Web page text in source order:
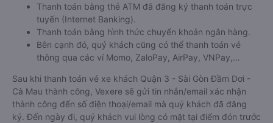
Thanh toán bằng thẻ ATM đã đăng ký thanh toán trực
tuyến (Internet Banking).
Thanh toán bằng hình thức chuyển khoản ngân hàng.
Bên cạnh đó, quý khách cũng có thể thanh toán vé
thông qua các ví Momo, ZaloPay, AirPay, VNPay,…
Sau khi thanh toán vé xe khách Quận 3 - Sài Gòn Đầm Dơi -
Cà Mau thành công, Vexere sẽ gửi tin nhắn/email xác nhận
thành công đến số điện thoại/email mà quý khách đã đăng
ký. Đến ngày đi, quý khách vui lòng có mặt tại điểm đón trước